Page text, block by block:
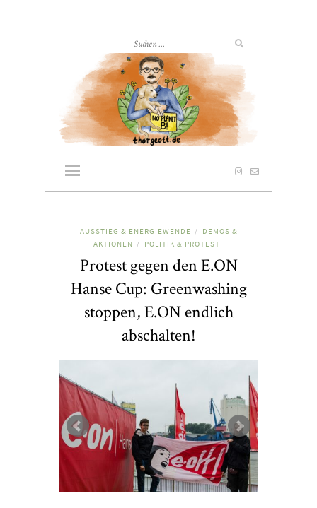
AUSSTIEG & ENERGIEWENDE /
DEMOS &
AKTIONEN
/ POLITIK & PROTEST
Protest gegen den E.ON
Hanse Cup: Greenwashing
stoppen, E.ON endlich
abschalten!